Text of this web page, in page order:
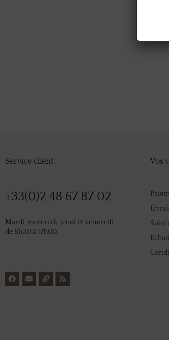
Service client
+33(0)2 48 67 87 02
Mardi, mercredi, jeudi et vendredi
de 8h30 à 17h00.
Vos
Suivi